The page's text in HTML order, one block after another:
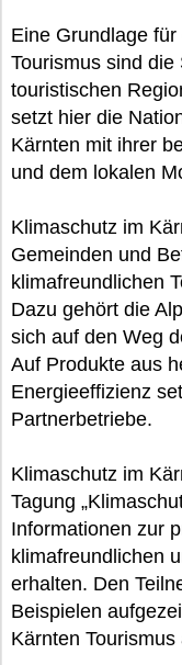
Eine Grundlage
Tourismus sind
touristischen
setzt hier die
Kärnten mit ihrer
und dem lokalen
Klimaschutz im
Gemeinden und
klimafreundlichen
Dazu gehört die
sich auf den Weg
Auf Produkte aus
Energieeffizienz
Partnerbetriebe.
Klimaschutz im
Tagung
Informationen zur
klimafreundlichen
erhalten. Den
Beispielen
Kärnten